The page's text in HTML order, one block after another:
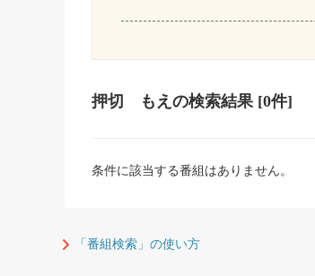
押切 もえ の検索結果 [0件]
条件に該当する番組はありません。
「番組検索」の使い方